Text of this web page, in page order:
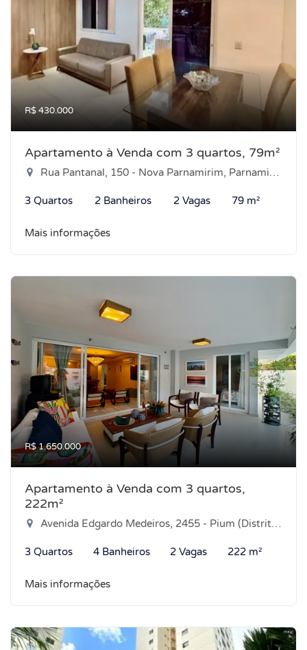
R$ 430.000
Apartamento à Venda com 3 quartos, 79m²
Rua Pantanal, 150 - Nova Parnamirim, Parnamirim-RN
3 Quartos 2 Banheiros 2 Vagas 79 m²
Mais informações
R$ 1.650.000
Apartamento à Venda com 3 quartos,
222m²
Avenida Edgardo Medeiros, 2455 - Pium (Distrito Litoral), Parnamirim-RN
3 Quartos 4 Banheiros 2 Vagas 222 m²
Mais informações